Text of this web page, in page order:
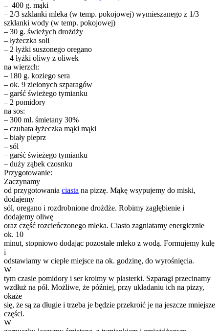
– 400 g. mąki
– 2/3 szklanki mleka (w temp. pokojowej) wymieszanego z 1/3
szklanki wody (w temp. pokojowej)
– 30 g. świeżych drożdży
– łyżeczka soli
– 2 łyżki suszonego oregano
– 4 łyżki oliwy z oliwek
na wierzch:
– 180 g. koziego sera
– ok. 9 zielonych szparagów
– garść świeżego tymianku
– 2 pomidory
na sos:
– 300 ml. śmietany 30%
– czubata łyżeczka mąki mąki
– biały pieprz
– sól
– garść świeżego tymianku
– duży ząbek czosnku
Przygotowanie:
Zaczynamy
od przygotowania ciasta na pizzę. Mąkę wsypujemy do miski,
dodajemy
sól, oregano i rozdrobnione drożdże. Robimy zagłębienie i
dodajemy oliwę
oraz część rozcieńczonego mleka. Ciasto zagniatamy energicznie
ok. 10
minut, stopniowo dodając pozostałe mleko z wodą. Formujemy kulę
i
odstawiamy w ciepłe miejsce na ok. godzinę, do wyrośnięcia.
W
tym czasie pomidory i ser kroimy w plasterki. Szparagi przecinamy
wzdłuż na pół. Możliwe, że później, przy układaniu ich na pizzy,
okaże
się, że są za długie i trzeba je będzie przekroić je na jeszcze mniejsze
części.
W